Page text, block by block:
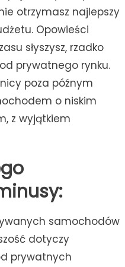
otrzymasz najlepszy
Opowieści
słyszysz, rzadko
prywatnego rynku.
poza późnym
o niskim
z wyjątkiem
samochodów
dotyczy
prywatnych